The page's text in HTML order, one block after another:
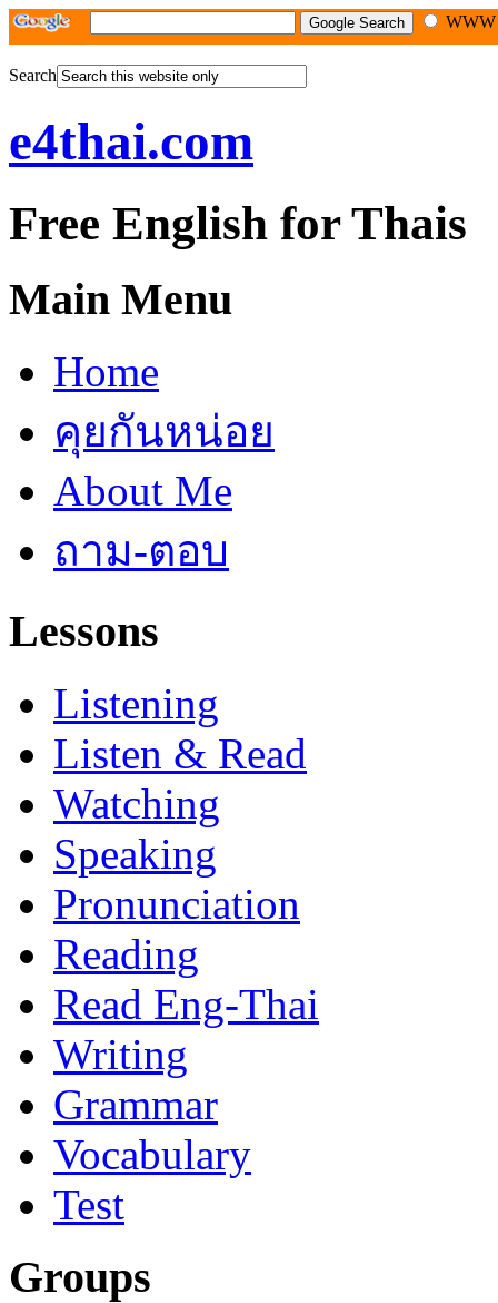
Search
e4thai.com
Free English for Thais
Main Menu
Home
คุยกันหน่อย
About Me
ถาม-ตอบ
Lessons
Listening
Listen & Read
Watching
Speaking
Pronunciation
Reading
Read Eng-Thai
Writing
Grammar
Vocabulary
Test
Groups